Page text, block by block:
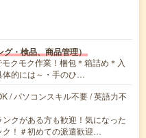
グ・検品、商品管理）
クモク作業！梱包＊箱詰め＊入
体的には～・手のひ…
/ パソコンスキル不要 / 英語力不
クがある方も歓迎！気になった
ク！＃初めての派遣歓迎…